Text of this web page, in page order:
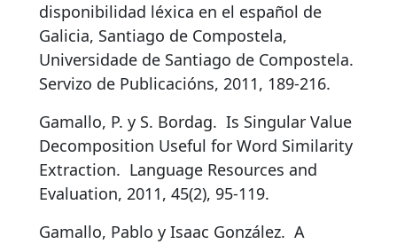
disponibilidad léxica en el español de
Galicia, Santiago de Compostela,
Universidade de Santiago de Compostela.
Servizo de Publicacións, 2011, 189-216.
Gamallo, P. y S. Bordag. Is Singular Value
Decomposition Useful for Word Similarity
Extraction. Language Resources and
Evaluation, 2011, 45(2), 95-119.
Gamallo, Pablo y Isaac González. A